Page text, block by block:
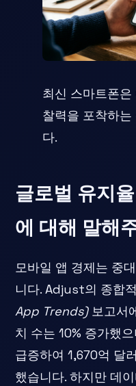
최신 스마트폰
찰력을 포착하
다.
글로벌 유지
에 대해 말해
모바일 앱 경제는 중
니다. Adjust의 종합
App Trends)보고서
치 수는 10% 증가했
급증하여 1,670억 달
했습니다. 하지만 데